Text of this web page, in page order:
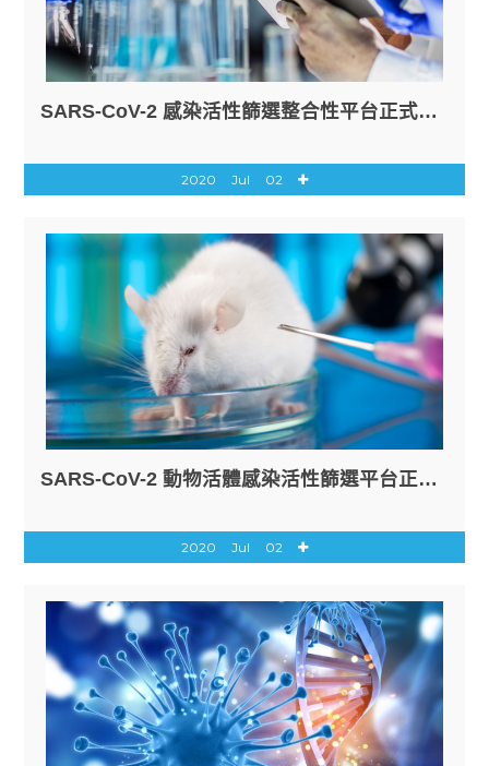
SARS-CoV-2 感染活性篩選整合性平台正式上線
2020 Jul 02
SARS-CoV-2 動物活體感染活性篩選平台正式上線
2020 Jul 02